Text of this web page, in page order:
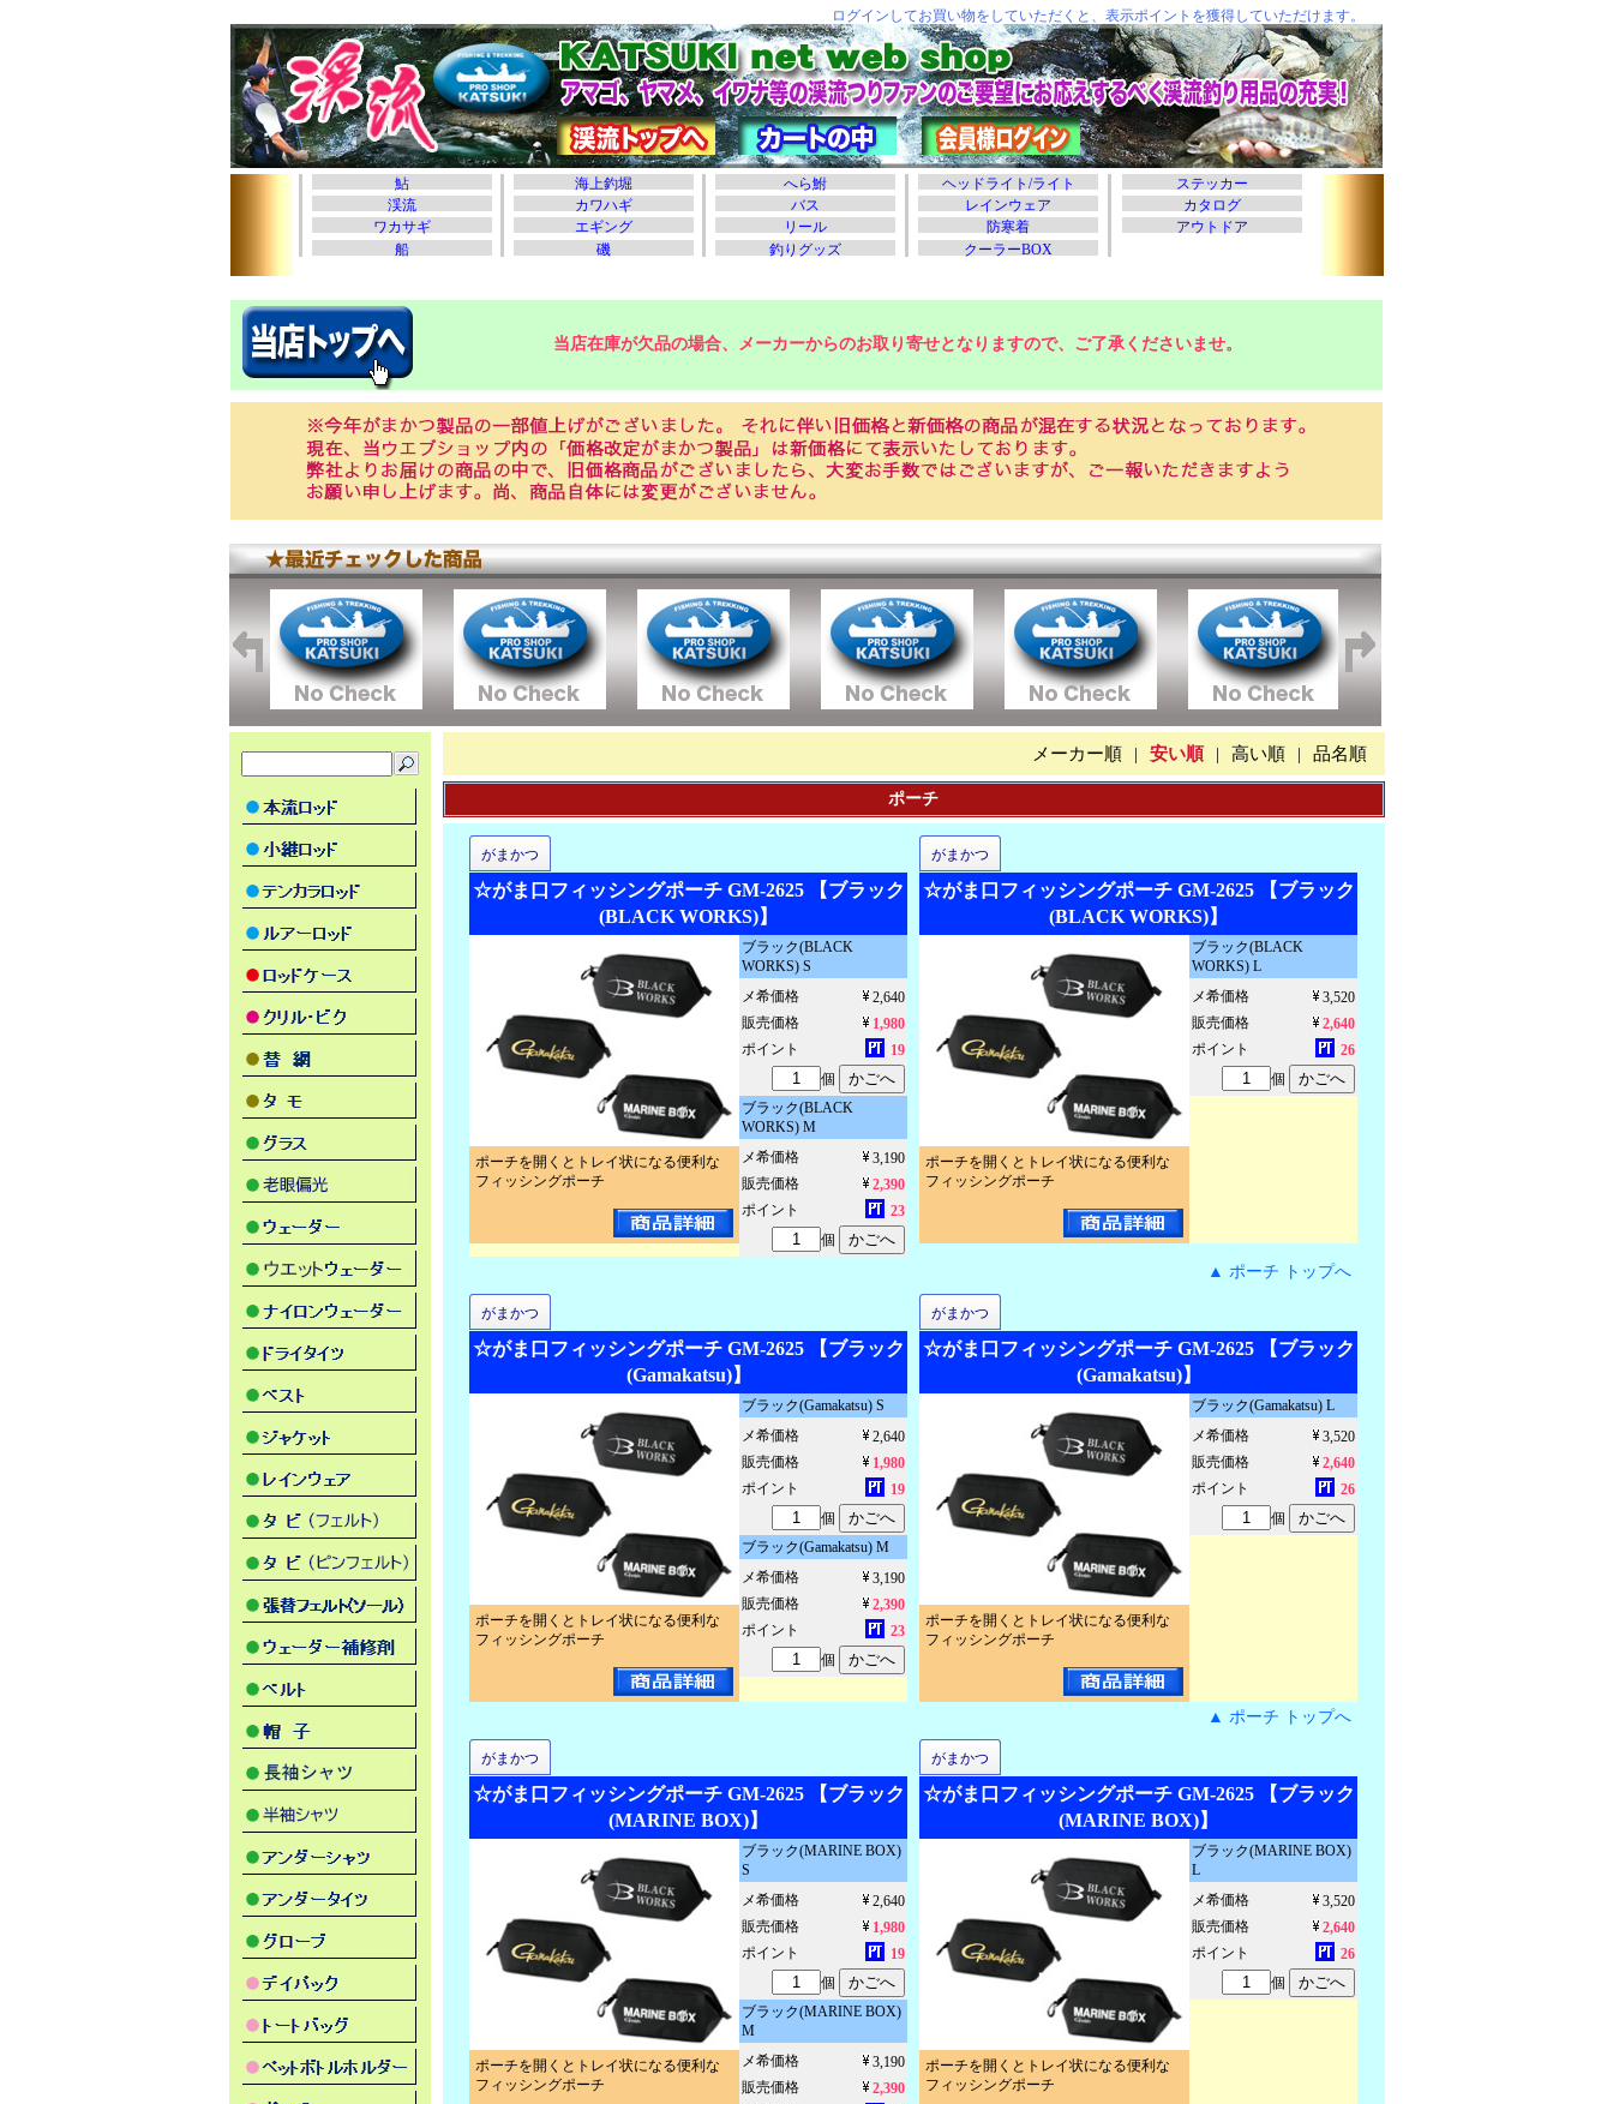
当店在庫が欠品の場合、メーカーからのお取り寄せとなりますので、ご了承くださいませ。
メーカー順 | 安い順 | 高い順 | 品名順
ポーチ
がまかつ
☆がま口フィッシングポーチ GM-2625 【ブラック
(BLACK WORKS)】
ポーチを開くとトレイ状になる便利な
フィッシングポーチ
ブラック(BLACK
WORKS) S
メ希価格
2,640
販売価格
1,980
ポイント
19
個
ブラック(BLACK
WORKS) M
メ希価格
3,190
販売価格
2,390
ポイント
23
個
がまかつ
☆がま口フィッシングポーチ GM-2625 【ブラック
(BLACK WORKS)】
ポーチを開くとトレイ状になる便利な
フィッシングポーチ
ブラック(BLACK
WORKS) L
メ希価格
3,520
販売価格
2,640
ポイント
26
個
▲ ポーチ トップへ
がまかつ
☆がま口フィッシングポーチ GM-2625 【ブラック
(Gamakatsu)】
ポーチを開くとトレイ状になる便利な
フィッシングポーチ
ブラック(Gamakatsu) S
メ希価格
2,640
販売価格
1,980
ポイント
19
個
ブラック(Gamakatsu) M
メ希価格
3,190
販売価格
2,390
ポイント
23
個
がまかつ
☆がま口フィッシングポーチ GM-2625 【ブラック
(Gamakatsu)】
ポーチを開くとトレイ状になる便利な
フィッシングポーチ
ブラック(Gamakatsu) L
メ希価格
3,520
販売価格
2,640
ポイント
26
個
▲ ポーチ トップへ
がまかつ
☆がま口フィッシングポーチ GM-2625 【ブラック
(MARINE BOX)】
ポーチを開くとトレイ状になる便利な
フィッシングポーチ
ブラック(MARINE BOX)
S
メ希価格
2,640
販売価格
1,980
ポイント
19
個
ブラック(MARINE BOX)
M
メ希価格
3,190
販売価格
2,390
がまかつ
☆がま口フィッシングポーチ GM-2625 【ブラック
(MARINE BOX)】
ポーチを開くとトレイ状になる便利な
フィッシングポーチ
ブラック(MARINE BOX)
L
メ希価格
3,520
販売価格
2,640
ポイント
26
個